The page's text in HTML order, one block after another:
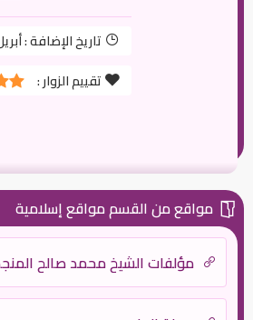
تاريخ الإضافة :أبريل 18,
تقييم الزوار :
مواقع من القسم مواقع إسلامية
مؤلفات الشيخ محمد صالح